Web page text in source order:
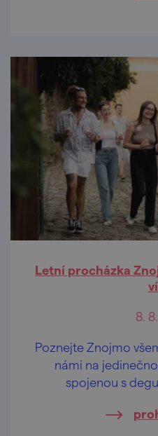
Letní procházka
8.
Poznejte Znojmo
námi na
spojenou s